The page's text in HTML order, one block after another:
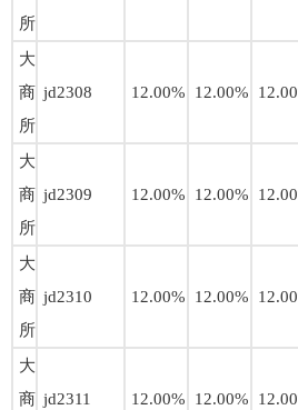
所
大
商
所
jd2308 12.00% 12.00%
大
商
所
jd2309 12.00% 12.00%
大
商
所
jd2310 12.00% 12.00%
大
商 jd2311 12.00% 12.00%